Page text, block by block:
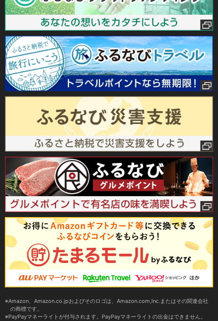
Amazon、Amazon.co.jpおよびそのロゴは、Amazon.com,Inc.またはその関連会社
の商標です。
PayPayマネーライトが付与されます。PayPayマネーライトの出金はできません。